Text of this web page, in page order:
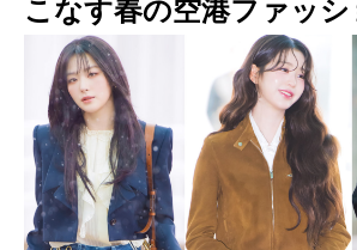
こなす春の空港ファッ